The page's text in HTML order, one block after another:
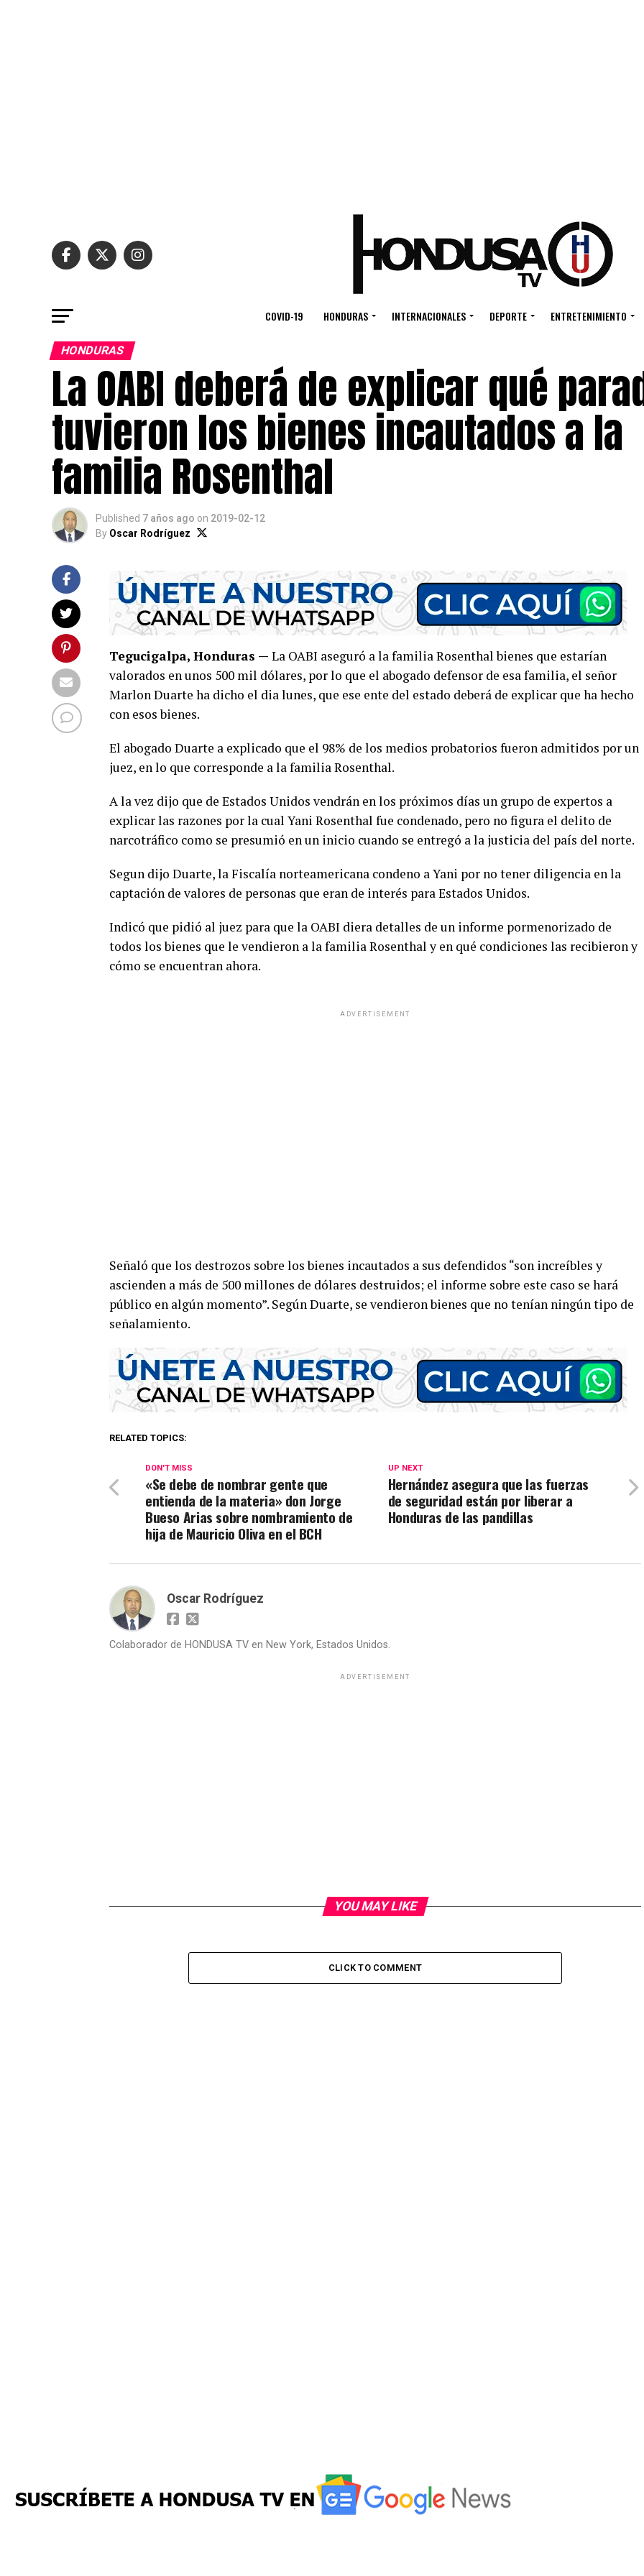
COVID-19 HONDURAS INTERNACIONALES DEPORTE ENTRETENIMIENTO
HONDURAS
La OABI deberá de explicar qué
tuvieron los bienes incautados a la
familia Rosenthal
Published 7 años ago on 2019-02-12
By Oscar Rodríguez
Tegucigalpa, Honduras — La OABI aseguró a la familia Rosenthal bienes que estarían
valorados en unos 500 mil dólares, por lo que el abogado defensor de esa familia, el señor
Marlon Duarte ha dicho el dia lunes, que ese ente del estado deberá de explicar que ha hecho
con esos bienes.
El abogado Duarte a explicado que el 98% de los medios probatorios fueron admitidos por un
juez, en lo que corresponde a la familia Rosenthal.
A la vez dijo que de Estados Unidos vendrán en los próximos días un grupo de expertos a
explicar las razones por la cual Yani Rosenthal fue condenado, pero no figura el delito de
narcotráfico como se presumió en un inicio cuando se entregó a la justicia del país del norte.
Segun dijo Duarte, la Fiscalía norteamericana condeno a Yani por no tener diligencia en la
captación de valores de personas que eran de interés para Estados Unidos.
Indicó que pidió al juez para que la OABI diera detalles de un informe pormenorizado de
todos los bienes que le vendieron a la familia Rosenthal y en qué condiciones las recibieron y
cómo se encuentran ahora.
ADVERTISEMENT
Señaló que los destrozos sobre los bienes incautados a sus defendidos “son increíbles y
ascienden a más de 500 millones de dólares destruidos; el informe sobre este caso se hará
público en algún momento”. Según Duarte, se vendieron bienes que no tenían ningún tipo de
señalamiento.
RELATED TOPICS:
UP NEXT
Hernández asegura que las fuerzas
de seguridad están por liberar a
Honduras de las pandillas
DON'T MISS
«Se debe de nombrar gente que
entienda de la materia» don Jorge
Bueso Arias sobre nombramiento de
hija de Mauricio Oliva en el BCH
Oscar Rodríguez
Colaborador de HONDUSA TV en New York, Estados Unidos.
ADVERTISEMENT
YOU MAY LIKE
CLICK TO COMMENT